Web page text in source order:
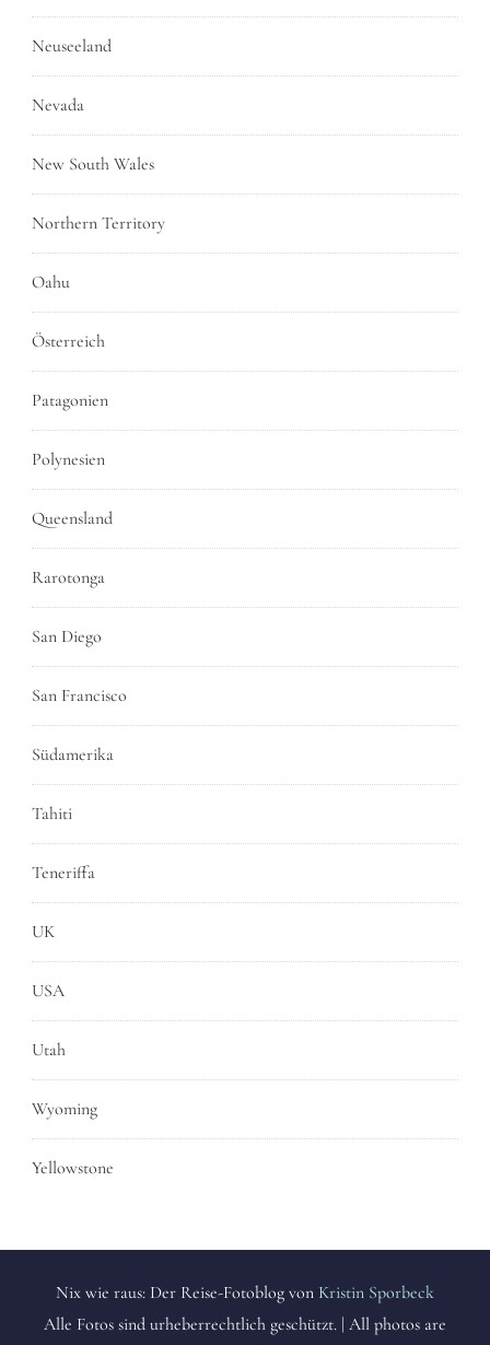
Neuseeland
Nevada
New South Wales
Northern Territory
Oahu
Österreich
Patagonien
Polynesien
Queensland
Rarotonga
San Diego
San Francisco
Südamerika
Tahiti
Teneriffa
UK
USA
Utah
Wyoming
Yellowstone
Nix wie raus: Der Reise-Fotoblog von Kristin Sporbeck
Alle Fotos sind urheberrechtlich geschützt. | All photos are